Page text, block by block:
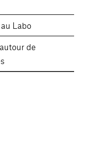
Labo
de